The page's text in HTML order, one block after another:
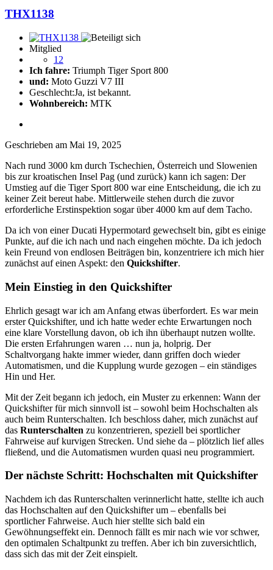
THX1138
Mitglied
12
Ich fahre: Triumph Tiger Sport 800
und: Moto Guzzi V7 III
Geschlecht:Ja, ist bekannt.
Wohnbereich: MTK
Geschrieben am Mai 19, 2025
Nach rund 3000 km durch Tschechien, Österreich und Slowenien
bis zur kroatischen Insel Pag (und zurück) kann ich sagen: Der
Umstieg auf die Tiger Sport 800 war eine Entscheidung, die ich zu
keiner Zeit bereut habe. Mittlerweile stehen durch die zuvor
erforderliche Erstinspektion sogar über 4000 km auf dem Tacho.
Da ich von einer Ducati Hypermotard gewechselt bin, gibt es einige
Punkte, auf die ich nach und nach eingehen möchte. Da ich jedoch
kein Freund von endlosen Beiträgen bin, konzentriere ich mich hier
zunächst auf einen Aspekt: den Quickshifter.
Mein Einstieg in den Quickshifter
Ehrlich gesagt war ich am Anfang etwas überfordert. Es war mein
erster Quickshifter, und ich hatte weder echte Erwartungen noch
eine klare Vorstellung davon, ob ich ihn überhaupt nutzen wollte.
Die ersten Erfahrungen waren … nun ja, holprig. Der
Schaltvorgang hakte immer wieder, dann griffen doch wieder
Automatismen, und die Kupplung wurde gezogen – ein ständiges
Hin und Her.
Mit der Zeit begann ich jedoch, ein Muster zu erkennen: Wann der
Quickshifter für mich sinnvoll ist – sowohl beim Hochschalten als
auch beim Runterschalten. Ich beschloss daher, mich zunächst auf
das Runterschalten zu konzentrieren, speziell bei sportlicher
Fahrweise auf kurvigen Strecken. Und siehe da – plötzlich lief alles
fließend, und die Automatismen wurden quasi neu programmiert.
Der nächste Schritt: Hochschalten mit Quickshifter
Nachdem ich das Runterschalten verinnerlicht hatte, stellte ich auch
das Hochschalten auf den Quickshifter um – ebenfalls bei
sportlicher Fahrweise. Auch hier stellte sich bald ein
Gewöhnungseffekt ein. Dennoch fällt es mir nach wie vor schwer,
den optimalen Schaltpunkt zu treffen. Aber ich bin zuversichtlich,
dass sich das mit der Zeit einspielt.